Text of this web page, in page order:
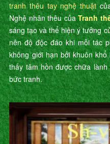
tranh thêu tay nghệ thuật
Nghệ nhân thêu củaTranh
sáng tạo và thể hiện ý tưởng
nên độ độc đáo khi mỗi tác
không giới hạn bởi khuôn
thấy tâm hồn được chữa
bức tranh.